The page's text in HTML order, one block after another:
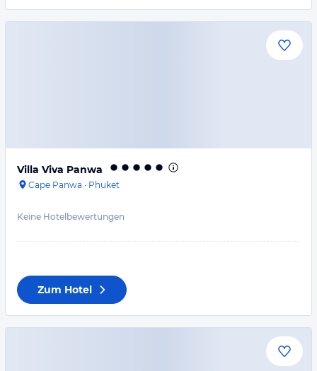
Villa Viva Panwa
Cape Panwa · Phuket
Keine Hotelbewertungen
Zum Hotel